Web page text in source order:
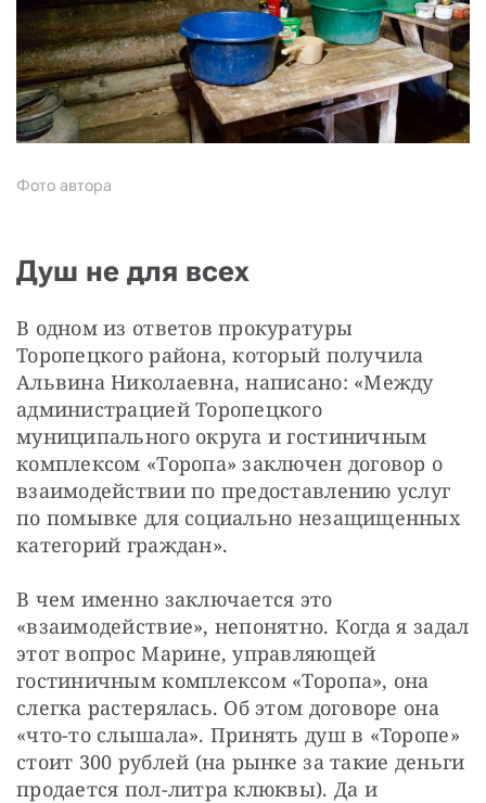
Фото автора
Душ не для всех
В одном из ответов прокуратуры
Торопецкого района, который получила
Альвина Николаевна, написано: «Между
администрацией Торопецкого
муниципального округа и гостиничным
комплексом «Торопа» заключен договор о
взаимодействии по предоставлению услуг
по помывке для социально незащищенных
категорий граждан».
В чем именно заключается это
«взаимодействие», непонятно. Когда я задал
этот вопрос Марине, управляющей
гостиничным комплексом «Торопа», она
слегка растерялась. Об этом договоре она
«что-то слышала». Принять душ в «Торопе»
стоит 300 рублей (на рынке за такие деньги
продается пол-литра клюквы). Да и